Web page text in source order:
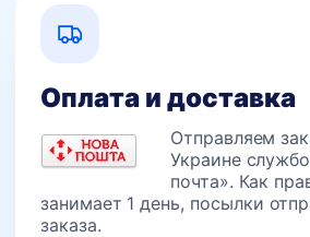
Оплата и доставка
Отправляем
Украине
почта». Как
занимает 1 день, посылки
заказа.